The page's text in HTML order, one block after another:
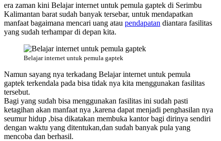
era zaman kini Belajar internet untuk pemula gaptek di Serimbu
Kalimantan barat sudah banyak tersebar, untuk mendapatkan
manfaat bagaimana mencari uang atau pendapatan diantara fasilitas
yang sudah terhampar di depan kita.
Belajar internet untuk pemula gaptek
Namun sayang nya terkadang Belajar internet untuk pemula
gaptek terkendala pada bisa tidak nya kita menggunakan fasilitas
tersebut.
Bagi yang sudah bisa menggunakan fasilitas ini sudah pasti
ketagihan akan manfaat nya ,karena dapat menjadi penghasilan nya
seumur hidup ,bisa dikatakan membuka kantor bagi dirinya sendiri
dengan waktu yang ditentukan,dan sudah banyak pula yang
mencoba dan berhasil.